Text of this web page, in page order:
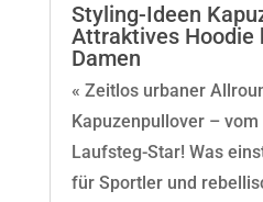
Styling-Ideen
Attraktives Hoodie
Damen
« Zeitlos urbaner
Kapuzenpullover –
Laufsteg-Star! Was
für Sportler und